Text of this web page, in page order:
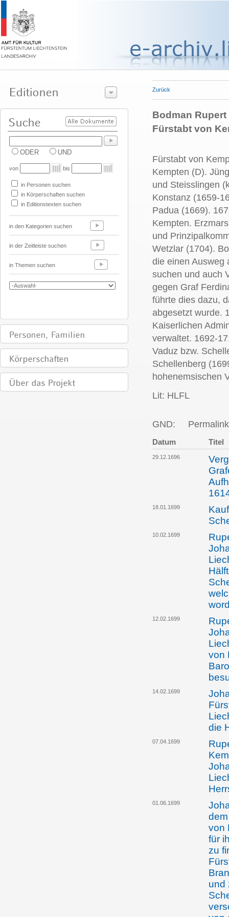
ODER UND
von bis
in Personen suchen
in Körperschaften suchen
in Editionstexten suchen
in den Kategorien suchen
in der Zeitleiste suchen
in Themen suchen
Zurück
Bodman
Fürstabt von
Fürstabt von
Kempten (D).
und Steisslingen
Konstanz (1659-
Padua (1669).
Kempten.
und
Wetzlar (1704).
die einen Ausweg
suchen und auch
gegen Graf
führte dies dazu,
abgesetzt wurde.
Kaiserlichen
verwaltet. 1692-
Vaduz bzw.
Schellenberg
hohenemsischen
Lit: HLFL
GND:
Datum Titel
29.12.1696
18.01.1699
10.02.1699
12.02.1699
von
14.02.1699
die
07.04.1699
01.06.1699
von
für
zu
und